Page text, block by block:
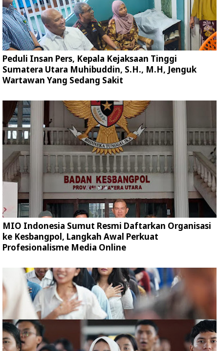
Peduli Insan Pers, Kepala Kejaksaan Tinggi
Sumatera Utara Muhibuddin, S.H., M.H, Jenguk
Wartawan Yang Sedang Sakit
MIO Indonesia Sumut Resmi Daftarkan Organisasi
ke Kesbangpol, Langkah Awal Perkuat
Profesionalisme Media Online